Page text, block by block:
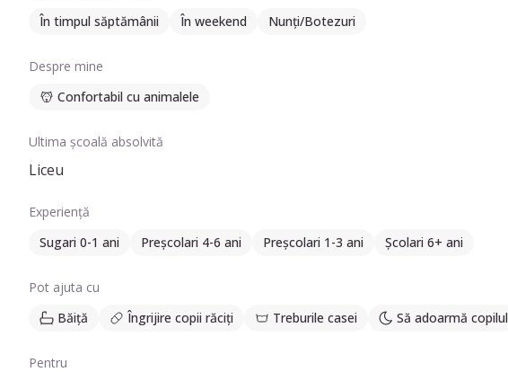
În timpul săptămânii
În weekend Nunți/Botezuri
Despre mine
Confortabil cu animalele
Ultima școală absolvită
Liceu
Experiență
Sugari 0-1 ani
Preșcolari 4-6 ani Preșcolari 1-3 ani Școlari 6+ ani
Pot ajuta cu
Băiță
Îngrijire copii răciți Treburile casei Să adoarmă copilul
Pentru